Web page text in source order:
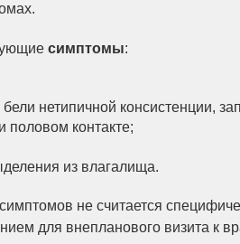
симптомы:
нетипичной консистенции,
контакте;
из влагалища.
не считается
для внепланового визита к